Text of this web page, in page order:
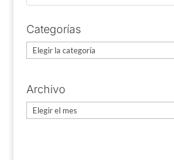
Categorías
Categorías
Archivo
Archivo